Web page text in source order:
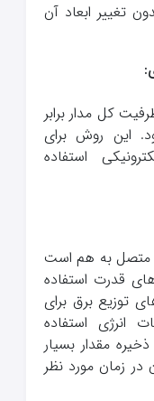
تغییر ابعاد آن
کل مدار برابر
این روش برای
استفاده
متصل به هم است
قدرت استفاده
توزیع برق برای
انرژی استفاده
مقدار بسیار
در زمان مورد نظر